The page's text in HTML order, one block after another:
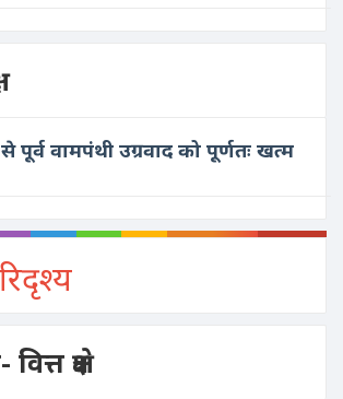
पूर्व वामपंथी उग्रवाद को पूर्णतः खत्म
क्षेत्र